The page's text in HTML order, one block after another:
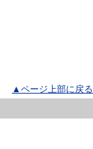
▲ページ上部に戻る